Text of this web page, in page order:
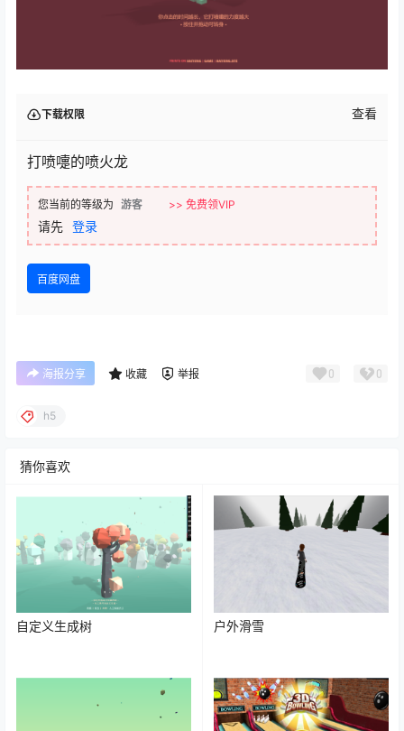
下载权限 查看
打喷嚏的喷火龙
您当前的等级为 游客 >> 免费领VIP
请先 登录
百度网盘
海报分享 收藏 举报 0 0
h5
猜你喜欢
自定义生成树 户外滑雪